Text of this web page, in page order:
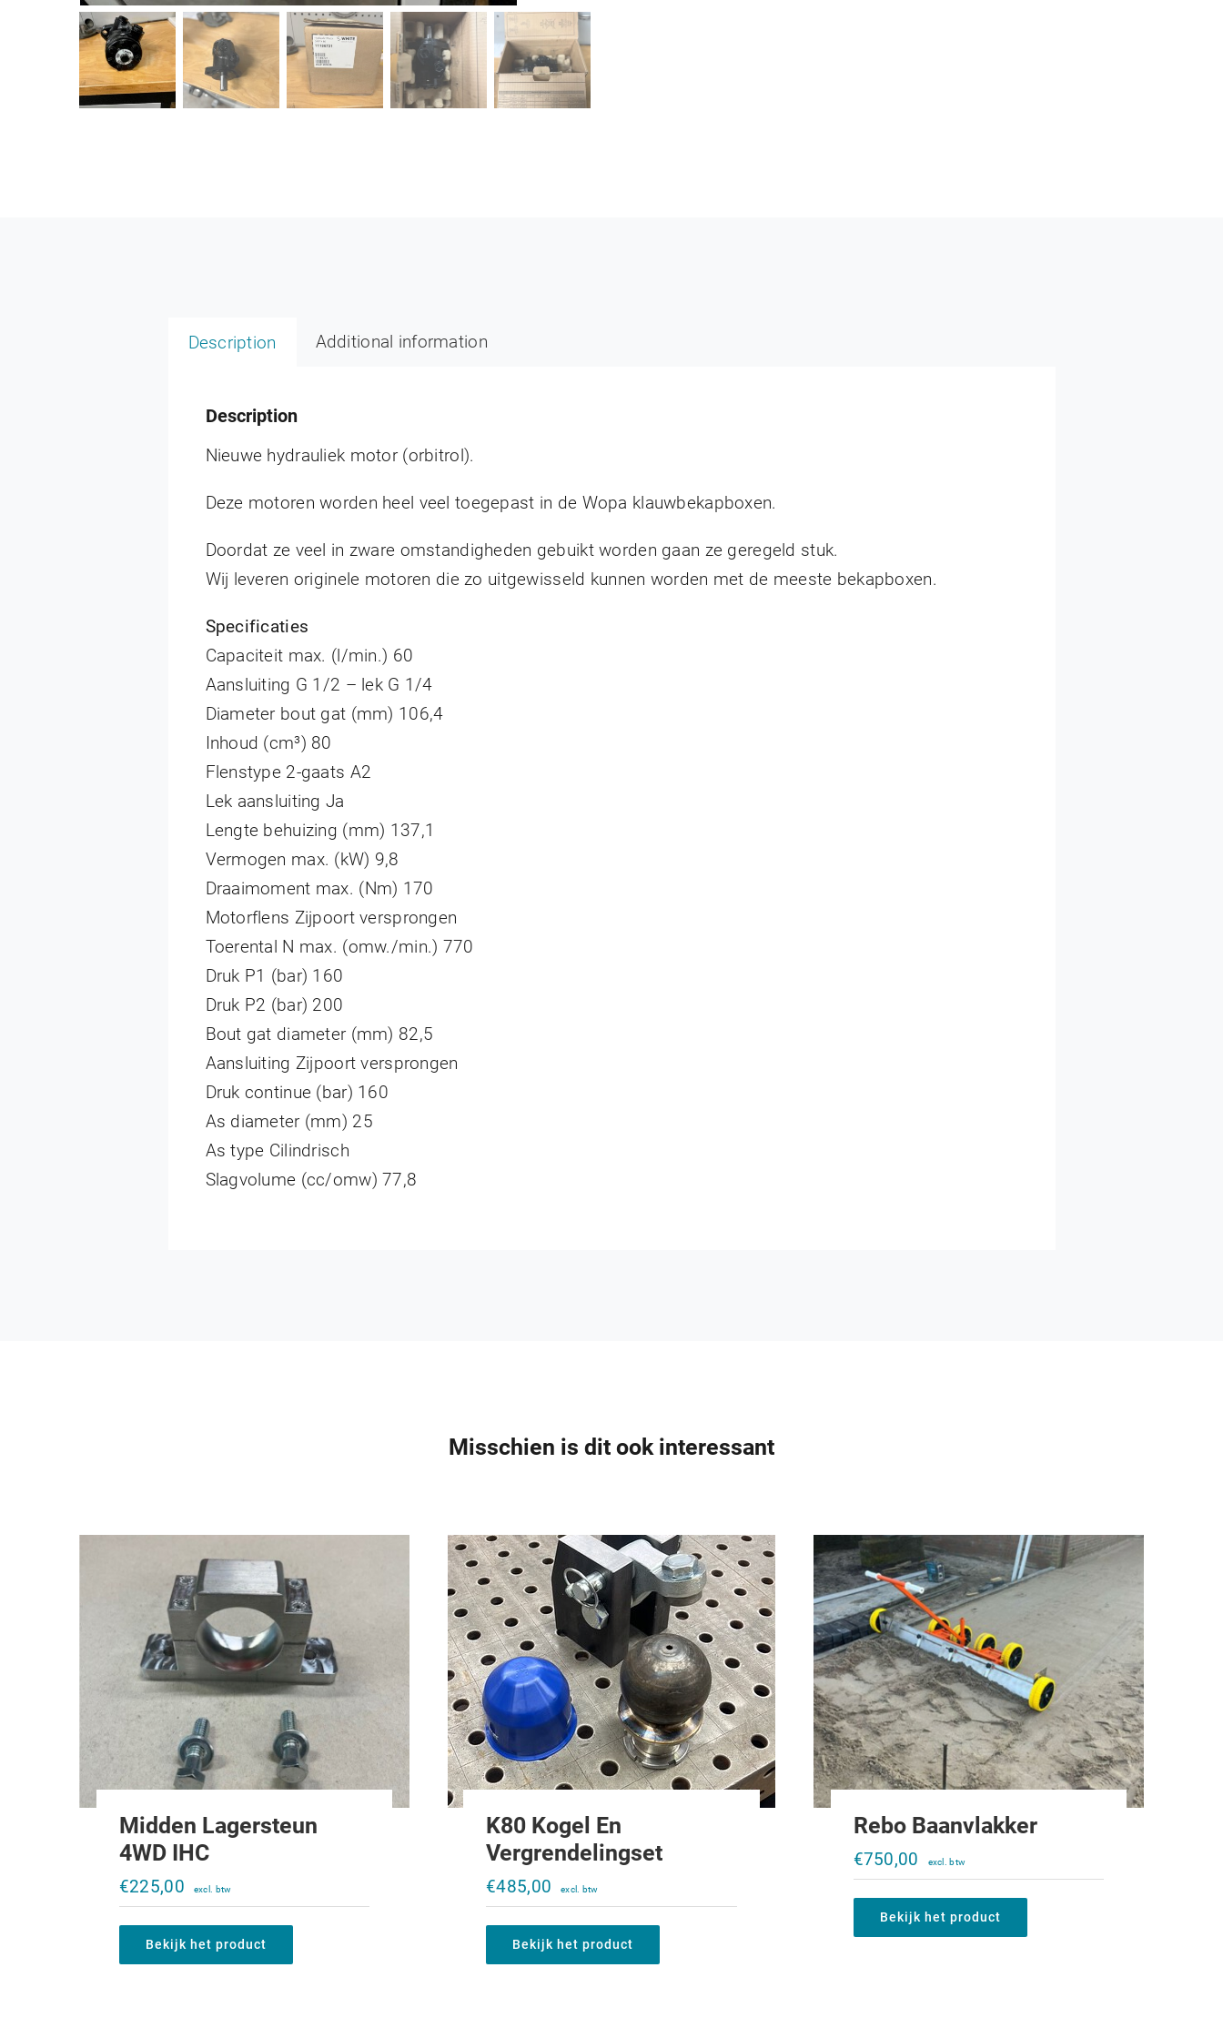
Description Additional information
Description
Nieuwe hydrauliek motor (orbitrol).
Deze motoren worden heel veel toegepast in de Wopa klauwbekapboxen.
Doordat ze veel in zware omstandigheden gebuikt worden gaan ze geregeld stuk.
Wij leveren originele motoren die zo uitgewisseld kunnen worden met de meeste bekapboxen.
Specificaties
Capaciteit max. (l/min.) 60
Aansluiting G 1/2 – lek G 1/4
Diameter bout gat (mm) 106,4
Inhoud (cm³) 80
Flenstype 2-gaats A2
Lek aansluiting Ja
Lengte behuizing (mm) 137,1
Vermogen max. (kW) 9,8
Draaimoment max. (Nm) 170
Motorflens Zijpoort versprongen
Toerental N max. (omw./min.) 770
Druk P1 (bar) 160
Druk P2 (bar) 200
Bout gat diameter (mm) 82,5
Aansluiting Zijpoort versprongen
Druk continue (bar) 160
As diameter (mm) 25
As type Cilindrisch
Slagvolume (cc/omw) 77,8
Misschien is dit ook interessant
Midden Lagersteun
4WD IHC
€225,00
Bekijk het product
K80 Kogel En
Vergrendelingset
€485,00
Bekijk het product
Rebo Baanvlakker
€750,00
Bekijk het product